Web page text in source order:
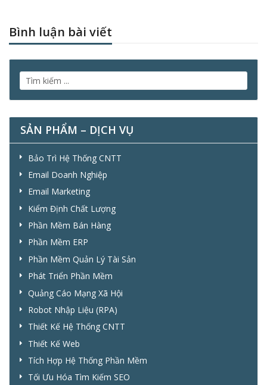
Bình luận bài viết
SẢN PHẨM – DỊCH VỤ
Bảo Trì Hệ Thống CNTT
Email Doanh Nghiệp
Email Marketing
Kiểm Định Chất Lượng
Phần Mềm Bán Hàng
Phần Mềm ERP
Phần Mềm Quản Lý Tài Sản
Phát Triển Phần Mềm
Quảng Cáo Mạng Xã Hội
Robot Nhập Liệu (RPA)
Thiết Kế Hệ Thống CNTT
Thiết Kế Web
Tích Hợp Hệ Thống Phần Mềm
Tối Ưu Hóa Tìm Kiếm SEO